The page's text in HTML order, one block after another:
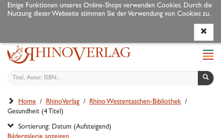
Einige Funktionen unseres Online-Shops verwenden Cookies. Durch die
Nutzung dieser Webseite stimmen Sie der Verwendung von Cookies zu.
Home / RhinoVerlag / Rhino Westentaschen-Bibliothek /
Gesundheit (4 Titel)
Sortierung: Datum (Aufsteigend)